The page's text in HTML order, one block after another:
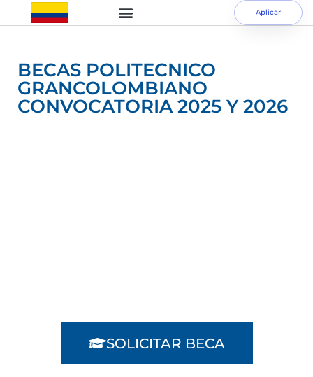
Aplicar
BECAS POLITECNICO
GRANCOLOMBIANO
CONVOCATORIA 2025 Y 2026
SOLICITAR BECA